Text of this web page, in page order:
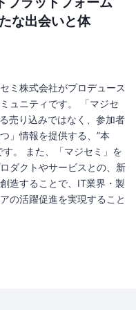
な出会いと体
ミ株式会社がプロデュース
ュニティです。 「マジセ
売り込みではなく、参加者
」情報を提供する、”本
。 また、「マジセミ」を
ダクトやサービスとの、新
造することで、IT業界・製
の活躍促進を実現すること